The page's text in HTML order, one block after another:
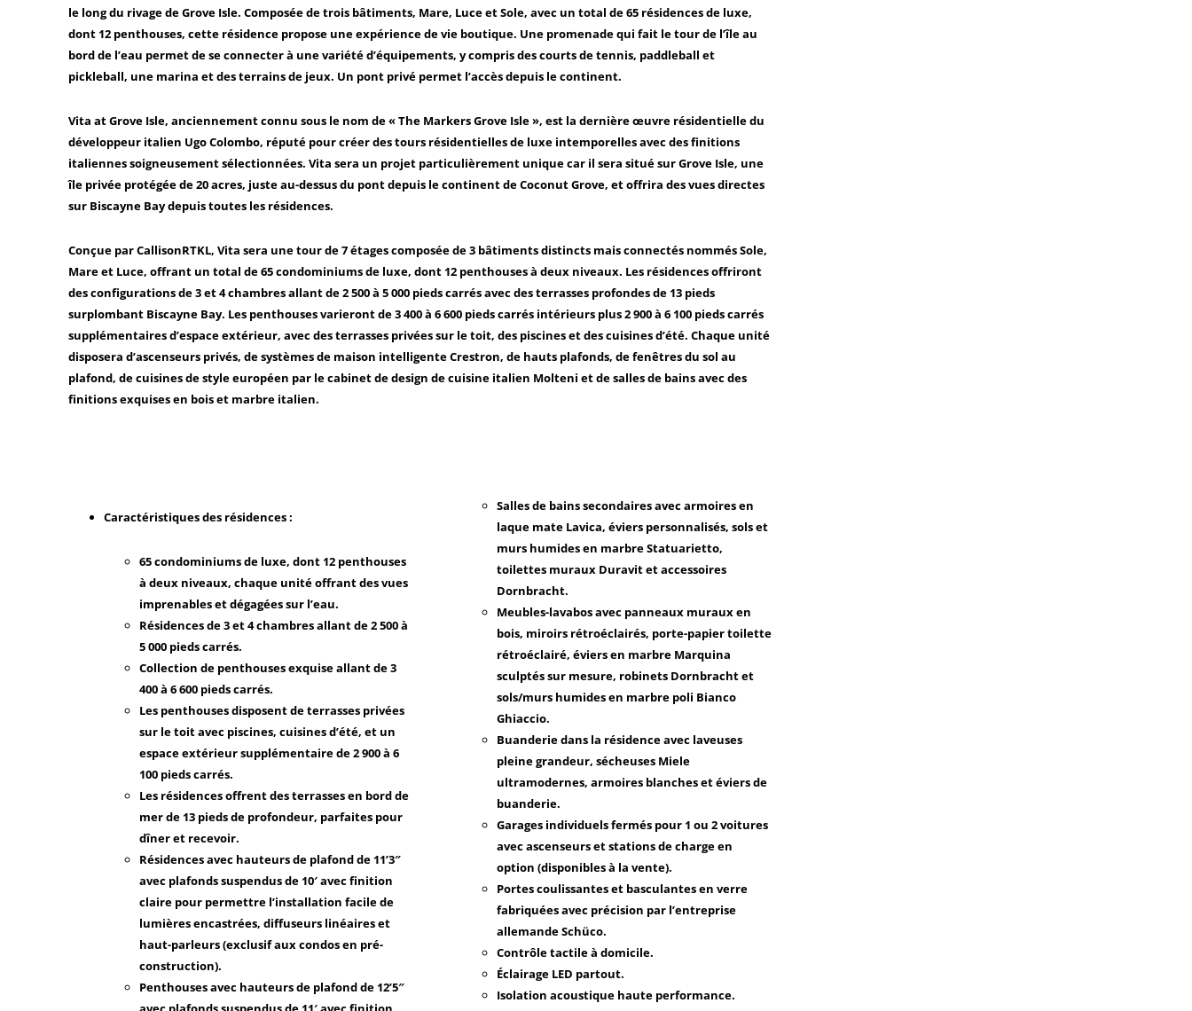
le long du rivage de Grove Isle. Composée de trois bâtiments, Mare, Luce et Sole, avec un total de 65 résidences de luxe,
dont 12 penthouses, cette résidence propose une expérience de vie boutique. Une promenade qui fait le tour de l’île au
bord de l’eau permet de se connecter à une variété d’équipements, y compris des courts de tennis, paddleball et
pickleball, une marina et des terrains de jeux. Un pont privé permet l’accès depuis le continent.
Vita at Grove Isle, anciennement connu sous le nom de « The Markers Grove Isle », est la dernière œuvre résidentielle du
développeur italien Ugo Colombo, réputé pour créer des tours résidentielles de luxe intemporelles avec des finitions
italiennes soigneusement sélectionnées. Vita sera un projet particulièrement unique car il sera situé sur Grove Isle, une
île privée protégée de 20 acres, juste au-dessus du pont depuis le continent de Coconut Grove, et offrira des vues directes
sur Biscayne Bay depuis toutes les résidences.
Conçue par CallisonRTKL, Vita sera une tour de 7 étages composée de 3 bâtiments distincts mais connectés nommés Sole,
Mare et Luce, offrant un total de 65 condominiums de luxe, dont 12 penthouses à deux niveaux. Les résidences offriront
des configurations de 3 et 4 chambres allant de 2 500 à 5 000 pieds carrés avec des terrasses profondes de 13 pieds
surplombant Biscayne Bay. Les penthouses varieront de 3 400 à 6 600 pieds carrés intérieurs plus 2 900 à 6 100 pieds carrés
supplémentaires d’espace extérieur, avec des terrasses privées sur le toit, des piscines et des cuisines d’été. Chaque unité
disposera d’ascenseurs privés, de systèmes de maison intelligente Crestron, de hauts plafonds, de fenêtres du sol au
plafond, de cuisines de style européen par le cabinet de design de cuisine italien Molteni et de salles de bains avec des
finitions exquises en bois et marbre italien.
Caractéristiques des résidences :
65 condominiums de luxe, dont 12 penthouses
à deux niveaux, chaque unité offrant des vues
imprenables et dégagées sur l’eau.
Résidences de 3 et 4 chambres allant de 2 500 à
5 000 pieds carrés.
Collection de penthouses exquise allant de 3
400 à 6 600 pieds carrés.
Les penthouses disposent de terrasses privées
sur le toit avec piscines, cuisines d’été, et un
espace extérieur supplémentaire de 2 900 à 6
100 pieds carrés.
Les résidences offrent des terrasses en bord de
mer de 13 pieds de profondeur, parfaites pour
dîner et recevoir.
Résidences avec hauteurs de plafond de 11’3″
avec plafonds suspendus de 10′ avec finition
claire pour permettre l’installation facile de
lumières encastrées, diffuseurs linéaires et
haut-parleurs (exclusif aux condos en pré-
construction).
Penthouses avec hauteurs de plafond de 12’5″
Salles de bains secondaires avec armoires en
laque mate Lavica, éviers personnalisés, sols et
murs humides en marbre Statuarietto,
toilettes muraux Duravit et accessoires
Dornbracht.
Meubles-lavabos avec panneaux muraux en
bois, miroirs rétroéclairés, porte-papier toilette
rétroéclairé, éviers en marbre Marquina
sculptés sur mesure, robinets Dornbracht et
sols/murs humides en marbre poli Bianco
Ghiaccio.
Buanderie dans la résidence avec laveuses
pleine grandeur, sécheuses Miele
ultramodernes, armoires blanches et éviers de
buanderie.
Garages individuels fermés pour 1 ou 2 voitures
avec ascenseurs et stations de charge en
option (disponibles à la vente).
Portes coulissantes et basculantes en verre
fabriquées avec précision par l’entreprise
allemande Schüco.
Contrôle tactile à domicile.
Éclairage LED partout.
Isolation acoustique haute performance.